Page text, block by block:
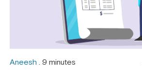
Aneesh . 9 minutes